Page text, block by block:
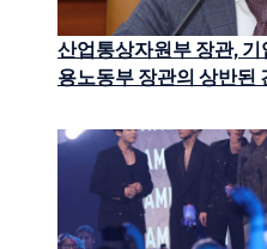
산업통상자원부 장관,
용노동부 장관의 상반된